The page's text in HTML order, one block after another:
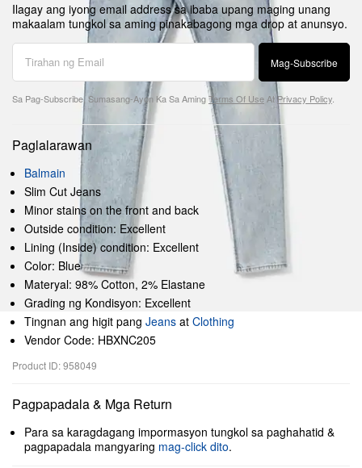
Ilagay ang iyong email address sa ibaba upang maging unang
makaalam tungkol sa aming pinakabagong mga drop at anunsyo.
Mag-Subscribe
Sa Pag-Subscribe, Sumasang-Ayon Ka Sa AmingTerms Of Use AtPrivacy Policy
Paglalarawan
Balmain
Slim Cut Jeans
Minor stains on the front and back
Outside condition: Excellent
Lining (Inside) condition: Excellent
Color: Blue
Materyal: 98% Cotton, 2% Elastane
Grading ng Kondisyon: Excellent
Tingnan ang higit pang Jeans at Clothing
Vendor Code: HBXNC205
Product ID: 958049
Pagpapadala & Mga Return
Para sa karagdagang impormasyon tungkol sa paghahatid &
pagpapadala mangyaring mag-click dito.